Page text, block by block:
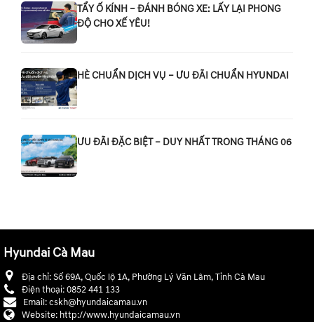
TẨY Ố KÍNH – ĐÁNH BÓNG XE: LẤY LẠI PHONG
ĐỘ CHO XẾ YÊU!
HÈ CHUẨN DỊCH VỤ – ƯU ĐÃI CHUẨN HYUNDAI
ƯU ĐÃI ĐẶC BIỆT – DUY NHẤT TRONG THÁNG 06
Hyundai Cà Mau
Địa chỉ:Số 69A, Quốc lộ 1A, Phường Lý Văn Lâm, Tỉnh Cà Mau
Điện thoại:0852 441 133
Email:cskh@hyundaicamau.vn
Website: http://www.hyundaicamau.vn